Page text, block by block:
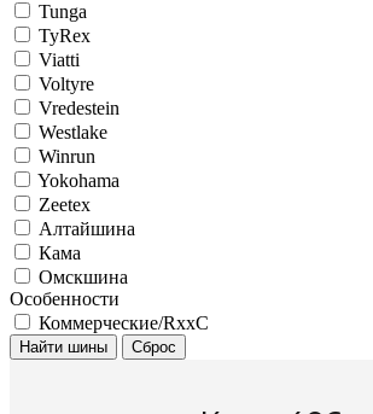
Tunga
TyRex
Viatti
Voltyre
Vredestein
Westlake
Winrun
Yokohama
Zeetex
Алтайшина
Кама
Омскшина
Особенности
Коммерческие/RxxC
Найти шины Сброс